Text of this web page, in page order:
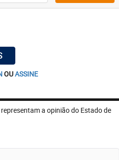
OUASSINE
a opinião do Estado de